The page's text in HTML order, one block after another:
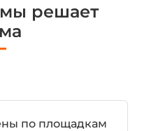
решает
по площадкам